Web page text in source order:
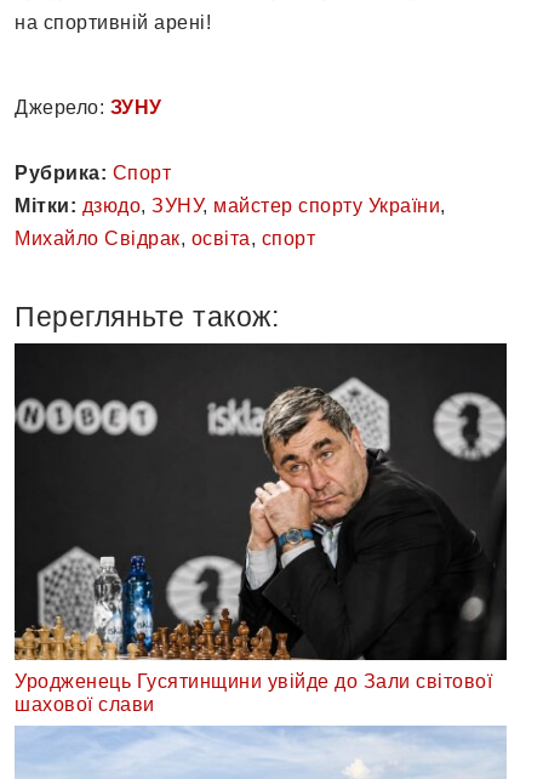
на спортивній арені!
Джерело: ЗУНУ
Рубрика: Спорт
Мітки: дзюдо, ЗУНУ, майстер спорту України,
Михайло Свідрак, освіта, спорт
Перегляньте також:
Уродженець Гусятинщини увійде до Зали світової
шахової слави